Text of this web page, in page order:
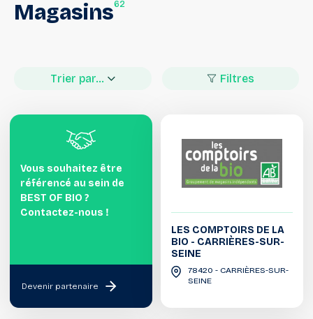
Magasins62
Trier par... Filtres
Vous souhaitez être
référencé au sein de
BEST OF BIO ?
Contactez-nous !
Devenir partenaire
LES COMPTOIRS DE LA
BIO - CARRIÈRES-SUR-
SEINE
78420 - CARRIÈRES-SUR-
SEINE